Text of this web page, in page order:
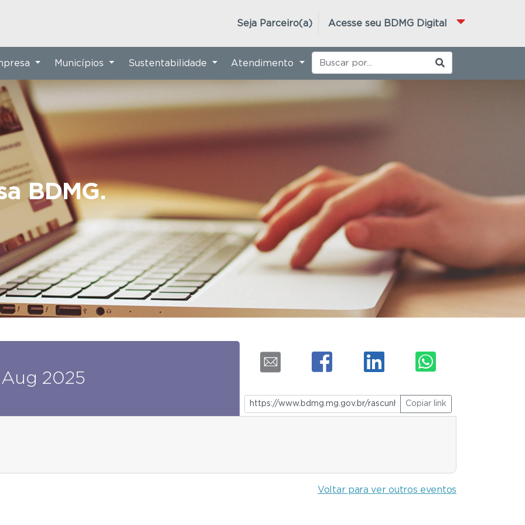
Acesse seu BDMG Digital
Seja Parceiro(a)
BDMG.
Municípios Sustentabilidade Atendimento
Aug 2025
Copiar link
Voltar para ver outros eventos